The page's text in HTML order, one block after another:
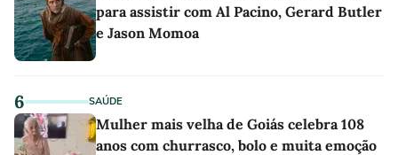
para assistir com Al Pacino, Gerard Butler
e Jason Momoa
6 SAÚDE
Mulher mais velha de Goiás celebra 108
anos com churrasco, bolo e muita emoção